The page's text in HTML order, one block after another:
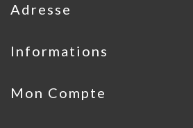
Adresse
Informations
Mon Compte